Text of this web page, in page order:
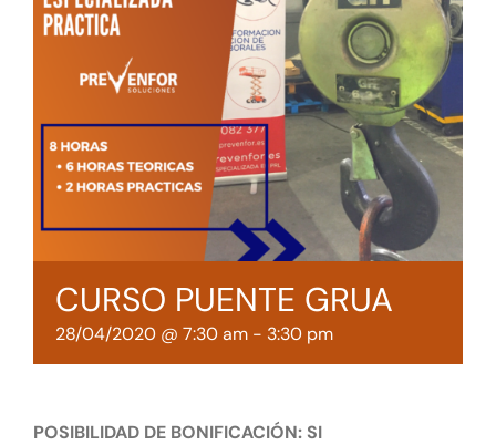
Tienda online
Contacto
CURSO PUENTE GRUA
28/04/2020 @ 7:30 am - 3:30 pm
POSIBILIDAD DE BONIFICACIÓN: SI